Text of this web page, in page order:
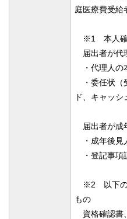
庭医療費受給
※1 本人確
届出者が代
・代理人の
・委任状（
ド、キャッシ
届出者が成
・成年後見
・登記事項
※2 以下の
もの
資格確認書